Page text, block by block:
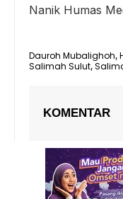
Nanik Humas
Dauroh Mubalighoh,
Salimah Sulut,
KOMENTAR